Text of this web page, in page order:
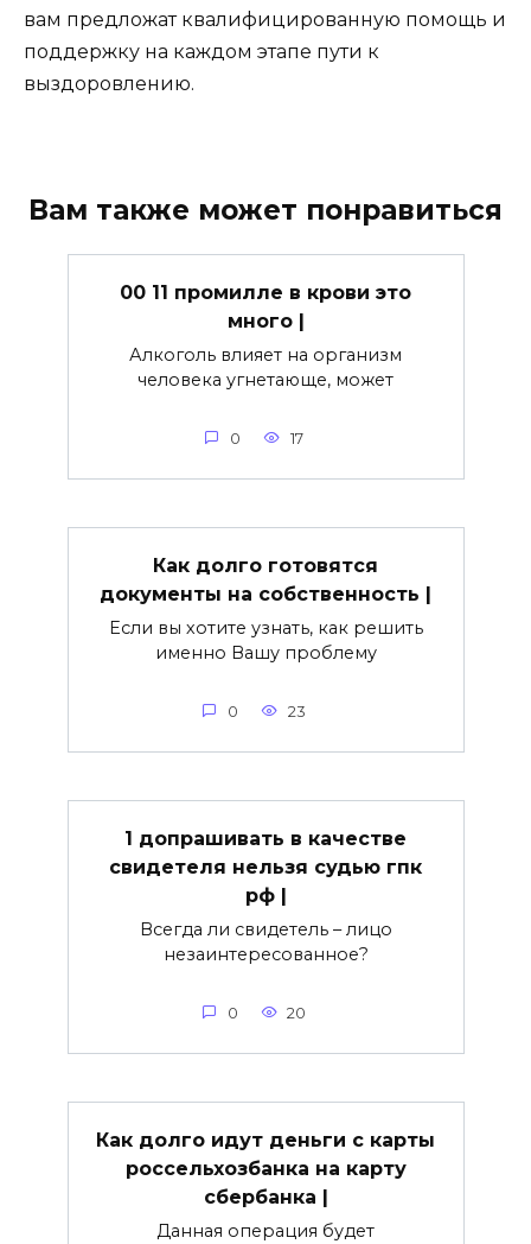
вам предложат квалифицированную помощь и
поддержку на каждом этапе пути к
выздоровлению.
Вам также может понравиться
00 11 промилле в крови это
много |
Алкоголь влияет на организм
человека угнетающе, может
0 17
Как долго готовятся
документы на собственность |
Если вы хотите узнать, как решить
именно Вашу проблему
0 23
1 допрашивать в качестве
свидетеля нельзя судью гпк
рф |
Всегда ли свидетель – лицо
незаинтересованное?
0 20
Как долго идут деньги с карты
россельхозбанка на карту
сбербанка |
Данная операция будет